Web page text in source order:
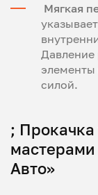
Мягкая
Давление
силой.
;
Авто»